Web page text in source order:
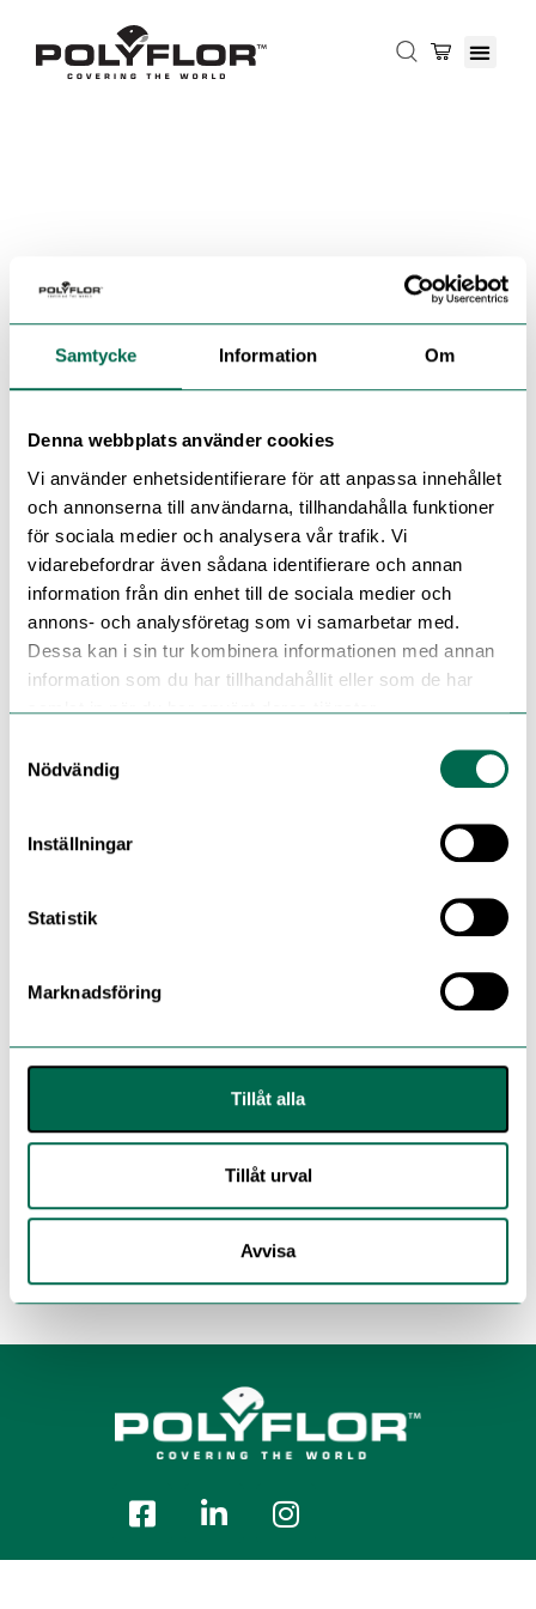
Samtycke Information Om
Denna webbplats använder cookies
Vi använder enhetsidentifierare för att anpassa innehållet
och annonserna till användarna, tillhandahålla funktioner
för sociala medier och analysera vår trafik. Vi
vidarebefordrar även sådana identifierare och annan
information från din enhet till de sociala medier och
annons- och analysföretag som vi samarbetar med.
Dessa kan i sin tur kombinera informationen med annan
information som du har tillhandahållit eller som de har
samlat in när du har använt deras tjänster.
Nödvändig
Inställningar
Statistik
Marknadsföring
Tillåt alla
Tillåt urval
Avvisa